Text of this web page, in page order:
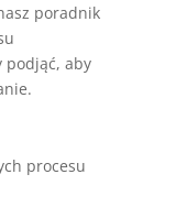
poradnik
aby
procesu